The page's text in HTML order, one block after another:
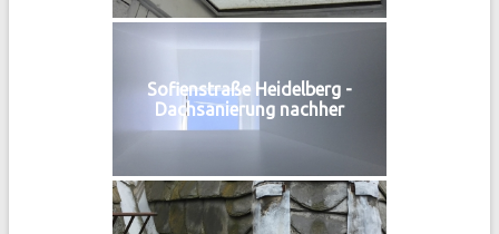
Sofienstraße Heidelberg -
Dachsanierung nachher